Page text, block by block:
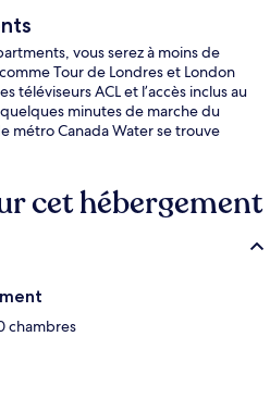
vous serez à moins de
Tour de Londres et London
ACL et l’accès inclus au
minutes de marche du
métro Canada Water se trouve
cet hébergement
chambres